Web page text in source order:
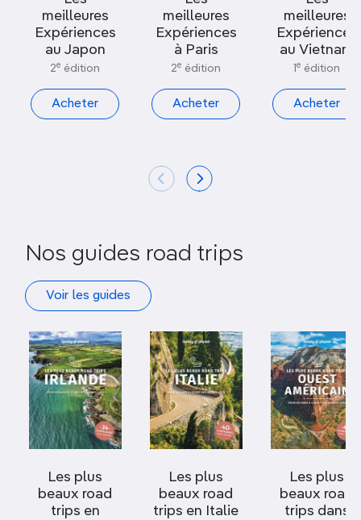
meilleures
Expériences
au Japon
2e édition
Acheter
meilleures
Expériences
à Paris
2e édition
Acheter
meilleures
Expériences
au Vietnam
1e édition
Acheter
Nos guides road trips
Les plus
beaux road
trips en
Les plus
beaux road
trips en Italie
Les plus
beaux road
trips dans
Voir les guides